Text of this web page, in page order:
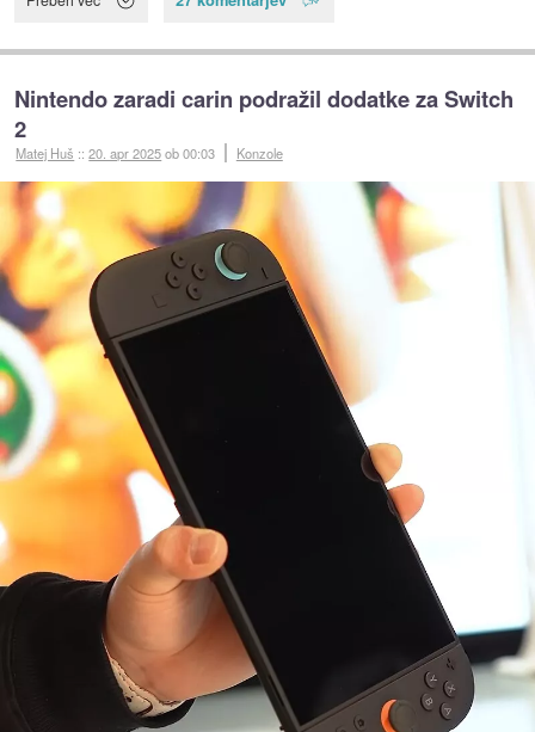
Nintendo zaradi carin podražil dodatke za Switch
2
Matej Huš ::20. apr 2025ob 00:03 Konzole